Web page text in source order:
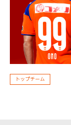
トップチーム